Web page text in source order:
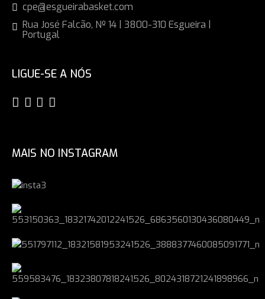
cpe@esgueirabasket.com
Rua José Falcão, Nº 14 | 3800-310 Esgueira |
Portugal
LIGUE-SE A NÓS
MAIS NO INSTAGRAM